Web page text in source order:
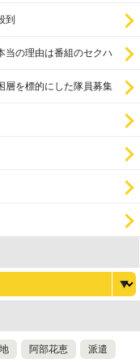
到
当の理由は番組のセクハ
層を標的にした隊員募集
阿部花恵 派遣